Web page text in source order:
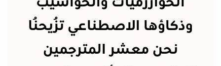
الخوارزميات والحواسيب
وذكاؤها الاصطناعي تُزيحُنا
نحن معشر المترجمين